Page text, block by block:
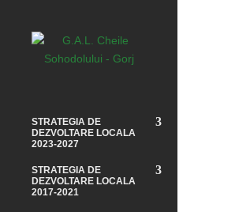
STRATEGIA DE
DEZVOLTARE LOCALA
2023-2027
STRATEGIA DE
DEZVOLTARE LOCALA
2017-2021